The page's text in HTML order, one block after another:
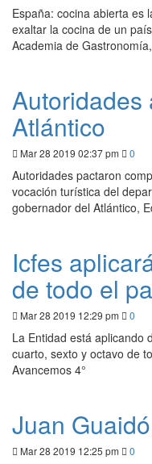
España: cocina abierta es
exaltar la cocina de un
Academia de
Autoridades
Atlántico
Mar 28 2019 02:37 pm 0
Autoridades pactaron
vocación turística del
gobernador del Atlántico,
Icfes
de todo el
Mar 28 2019 12:29 pm 0
La Entidad está aplicando
cuarto, sexto y octavo de
Avancemos 4°
Juan
Mar 28 2019 12:25 pm 0